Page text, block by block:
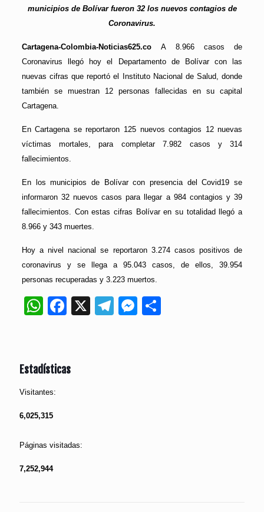
municipios de Bolívar fueron 32 los nuevos contagios de
Coronavirus.
Cartagena-Colombia-Noticias625.coA 8.966 casos de
Coronavirus llegó hoy el Departamento de Bolívar con las
nuevas cifras que reportó el Instituto Nacional de Salud, donde
también se muestran 12 personas fallecidas en su capital
Cartagena.
En Cartagena se reportaron 125 nuevos contagios 12 nuevas
víctimas mortales, para completar 7.982 casos y 314
fallecimientos.
En los municipios de Bolívar con presencia del Covid19 se
informaron 32 nuevos casos para llegar a 984 contagios y 39
fallecimientos. Con estas cifras Bolívar en su totalidad llegó a
8.966 y 343 muertes.
Hoy a nivel nacional se reportaron 3.274 casos positivos de
coronavirus y se llega a 95.043 casos, de ellos, 39.954
personas recuperadas y 3.223 muertos.
WhatsApp
Facebook
X Telegram
Messenger
Estadísticas
Visitantes:
6,025,315
Páginas visitadas:
7,252,944